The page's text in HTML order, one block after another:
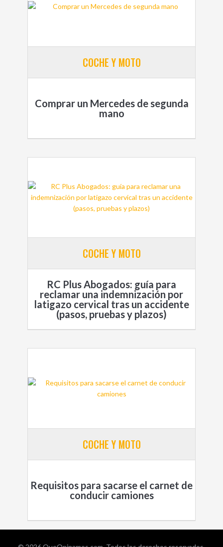
COCHE Y MOTO
Comprar un Mercedes de segunda
mano
COCHE Y MOTO
RC Plus Abogados: guía para
reclamar una indemnización por
latigazo cervical tras un accidente
(pasos, pruebas y plazos)
COCHE Y MOTO
Requisitos para sacarse el carnet de
conducir camiones